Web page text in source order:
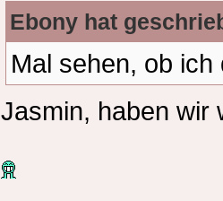
Ebony hat
Mal sehen, ob
Jasmin, haben wir